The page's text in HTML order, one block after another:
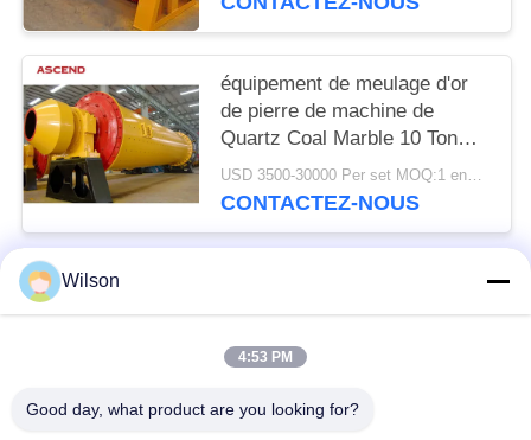
équipement de meulage d'or
de pierre de machine de
Quartz Coal Marble 10 Ton
Per Hour Ball Mill du modèle
1500x5700
USD 3500-30000 Per set MOQ:1 ensemble
CONTACTEZ-NOUS
Catégories populaires
Wilson
4:53 PM
Good day, what product are you looking for?